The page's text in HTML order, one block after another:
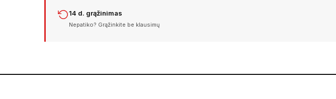
14 d. grąžinimas
Nepatiko? Grąžinkite be klausimų